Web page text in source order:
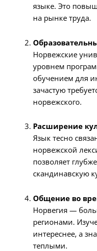
языке. Это
на рынке труда.
Норвежские
уровнем
обучением для
зачастую
норвежского.
Расширение
Язык тесно
норвежской
позволяет
скандинавскую
Общение во
Норвегия —
регионами.
интереснее, а
теплыми.